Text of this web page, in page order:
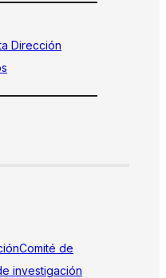
Dirección
Comité de
investigación